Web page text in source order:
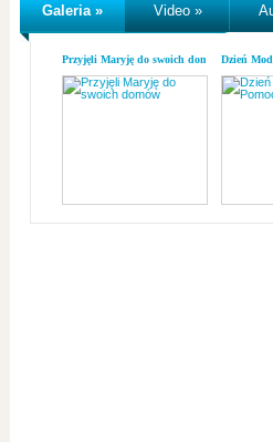
Galeria » Video »
Przyjęli Maryję do swoich domówDzień